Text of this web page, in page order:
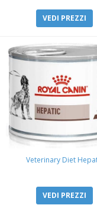
VEDI PREZZI
Veterinary Diet
VEDI PREZZI